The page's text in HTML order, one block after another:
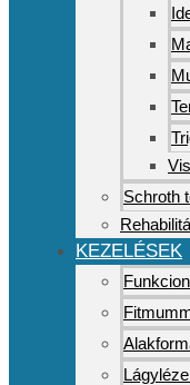
Schroth
KEZELÉSEK